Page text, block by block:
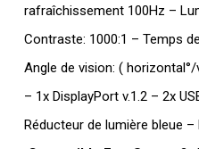
rafraîchissement 100Hz –
Contraste: 1000:1 – Temps
Angle de vision: ( horizontal°/
– 1x DisplayPort v.1.2 – 2x
Réducteur de lumière bleue –